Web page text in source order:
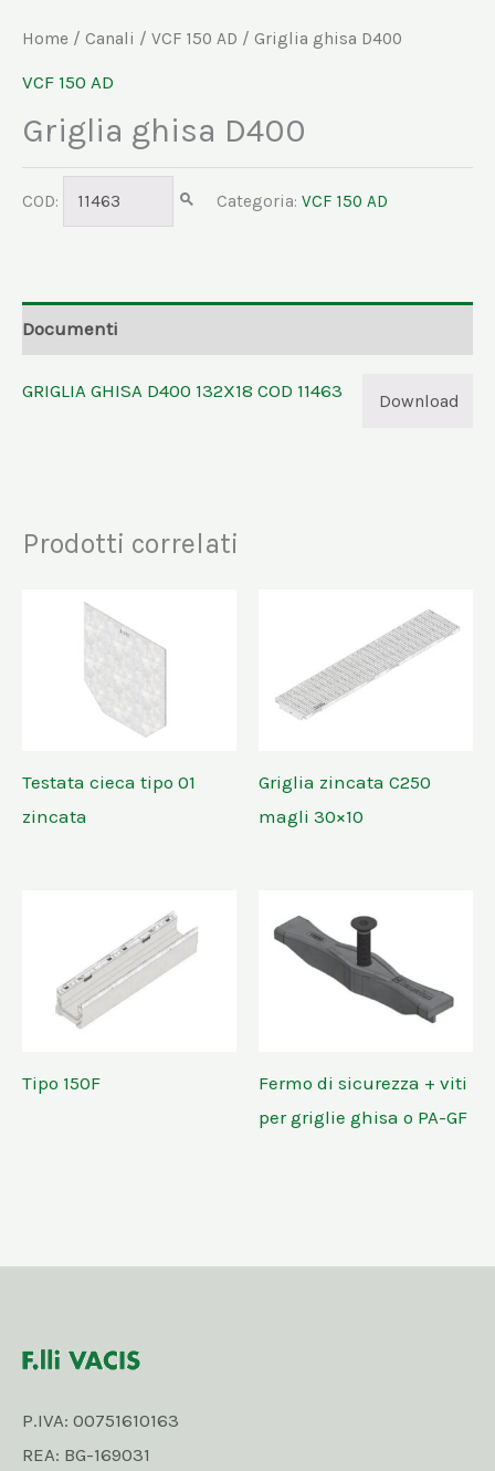
Home / Canali / VCF 150 AD / Griglia ghisa D400
VCF 150 AD
Griglia ghisa D400
COD: 11463 Categoria: VCF 150 AD
Documenti
GRIGLIA GHISA D400 132X18 COD 11463 Download
Prodotti correlati
Testata cieca tipo 01
zincata
Griglia zincata C250
magli 30×10
Tipo 150F
Fermo di sicurezza + viti
per griglie ghisa o PA-GF
P.IVA: 00751610163
REA: BG-169031